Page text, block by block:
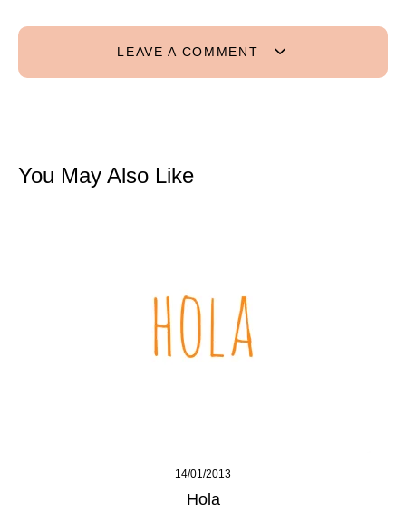
LEAVE A COMMENT
You May Also Like
14/01/2013
Hola